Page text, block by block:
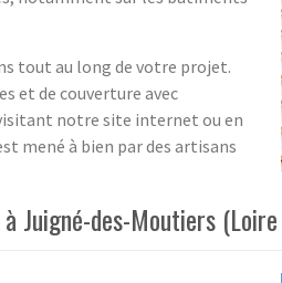
tout au long de votre projet.
et de couverture avec
notre site internet ou en
mené à bien par des artisans
Juigné-des-Moutiers